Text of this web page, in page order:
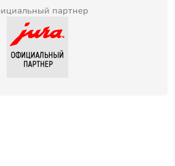
партнер